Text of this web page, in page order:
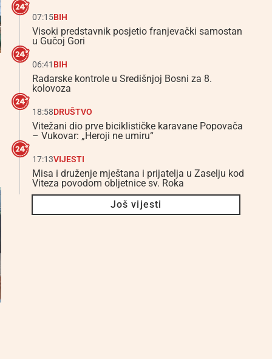
07:15BIH
Visoki predstavnik posjetio franjevački samostan
u Gučoj Gori
06:41 BIH
Radarske kontrole u Središnjoj Bosni za 8.
kolovoza
18:58DRUŠTVO
Vitežani dio prve biciklističke karavane Popovača
– Vukovar: „Heroji ne umiru“
17:13VIJESTI
Misa i druženje mještana i prijatelja u Zaselju kod
Viteza povodom obljetnice sv. Roka
Još vijesti